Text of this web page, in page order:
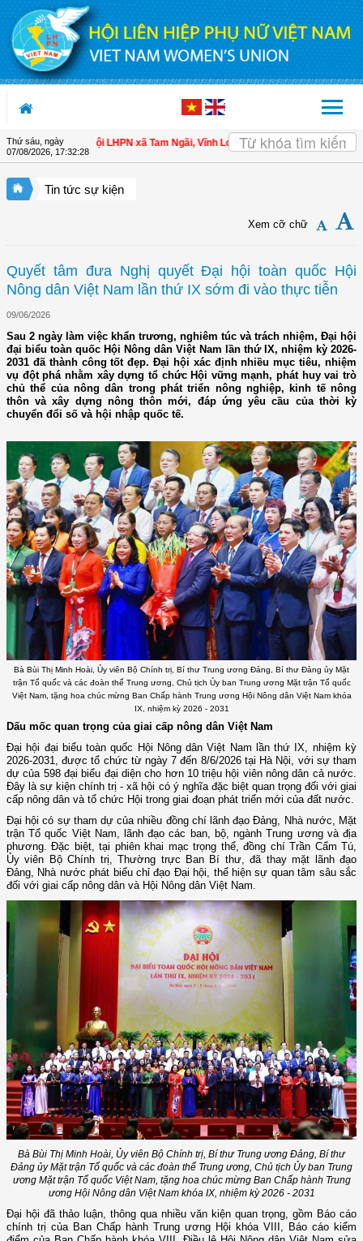
Truy cập nội dung luôn
Thứ sáu, ngày
07/08/2026, 17:32:29
hội viên | Hội LHPN xã Tam Ngãi, Vĩnh Long sơ kết công tác Hội và phong
Tin tức sự kiện
Xem cỡ chữ
Quyết tâm đưa Nghị quyết Đại hội toàn quốc Hội
Nông dân Việt Nam lần thứ IX sớm đi vào thực tiễn
09/06/2026
Sau 2 ngày làm việc khẩn trương, nghiêm túc và trách nhiệm, Đại hội
đại biểu toàn quốc Hội Nông dân Việt Nam lần thứ IX, nhiệm kỳ 2026-
2031 đã thành công tốt đẹp. Đại hội xác định nhiều mục tiêu, nhiệm
vụ đột phá nhằm xây dựng tổ chức Hội vững mạnh, phát huy vai trò
chủ thể của nông dân trong phát triển nông nghiệp, kinh tế nông
thôn và xây dựng nông thôn mới, đáp ứng yêu cầu của thời kỳ
chuyển đổi số và hội nhập quốc tế.
Bà Bùi Thị Minh Hoài, Ủy viên Bộ Chính trị, Bí thư Trung ương Đảng, Bí thư Đảng ủy Mặt
trận Tổ quốc và các đoàn thể Trung ương, Chủ tịch Ủy ban Trung ương Mặt trận Tổ quốc
Việt Nam, tặng hoa chúc mừng Ban Chấp hành Trung ương Hội Nông dân Việt Nam khóa
IX, nhiệm kỳ 2026 - 2031
Dấu mốc quan trọng của giai cấp nông dân Việt Nam
Đại hội đại biểu toàn quốc Hội Nông dân Việt Nam lần thứ IX, nhiệm kỳ
2026-2031, được tổ chức từ ngày 7 đến 8/6/2026 tại Hà Nội, với sự tham
dự của 598 đại biểu đại diện cho hơn 10 triệu hội viên nông dân cả nước.
Đây là sự kiện chính trị - xã hội có ý nghĩa đặc biệt quan trọng đối với giai
cấp nông dân và tổ chức Hội trong giai đoạn phát triển mới của đất nước.
Đại hội có sự tham dự của nhiều đồng chí lãnh đạo Đảng, Nhà nước, Mặt
trận Tổ quốc Việt Nam, lãnh đạo các ban, bộ, ngành Trung ương và địa
phương. Đặc biệt, tại phiên khai mạc trọng thể, đồng chí Trần Cẩm Tú,
Ủy viên Bộ Chính trị, Thường trực Ban Bí thư, đã thay mặt lãnh đạo
Đảng, Nhà nước phát biểu chỉ đạo Đại hội, thể hiện sự quan tâm sâu sắc
đối với giai cấp nông dân và Hội Nông dân Việt Nam.
Bà Bùi Thị Minh Hoài, Ủy viên Bộ Chính trị, Bí thư Trung ương Đảng, Bí thư
Đảng ủy Mặt trận Tổ quốc và các đoàn thể Trung ương, Chủ tịch Ủy ban Trung
ương Mặt trận Tổ quốc Việt Nam, tặng hoa chúc mừng Ban Chấp hành Trung
ương Hội Nông dân Việt Nam khóa IX, nhiệm kỳ 2026 - 2031
Đại hội đã thảo luận, thông qua nhiều văn kiện quan trọng, gồm Báo cáo
chính trị của Ban Chấp hành Trung ương Hội khóa VIII, Báo cáo kiểm